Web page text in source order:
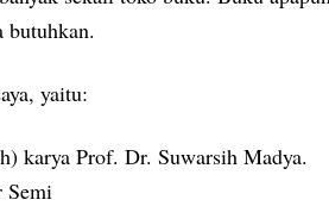
butuhkan.
yaitu:
karya Prof. Dr. Suwarsih Madya.
Semi